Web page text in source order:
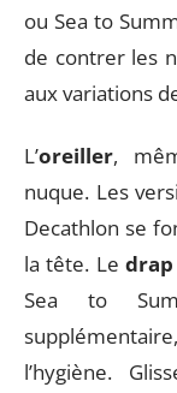
ou Sea to
de contrer les
aux variations
L’oreiller,
nuque. Les
Decathlon se
la tête. Ledrap
Sea to
l’hygiène.